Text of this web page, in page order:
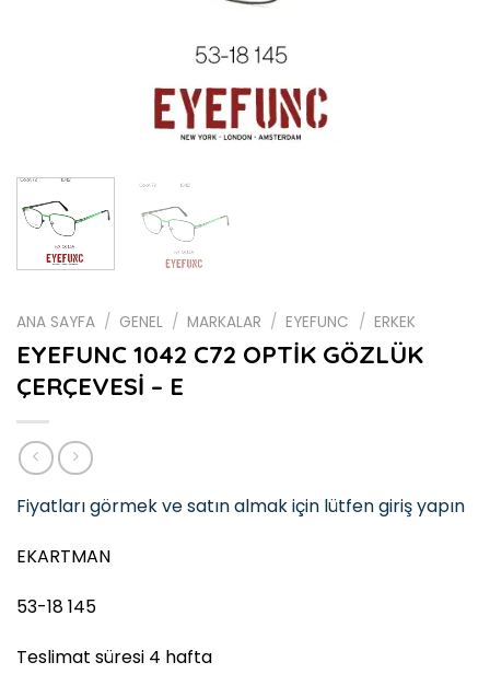
ANA SAYFA / GENEL / MARKALAR / EYEFUNC / ERKEK
EYEFUNC 1042 C72 OPTİK GÖZLÜK
ÇERÇEVESİ – E
Fiyatları görmek ve satın almak için lütfen giriş yapın
EKARTMAN
53-18 145
Teslimat süresi 4 hafta